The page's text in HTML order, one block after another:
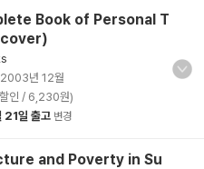
Book of Personal T
2003년 12월
인 / 6,230원)
21일 출고 변경
and Poverty in Su